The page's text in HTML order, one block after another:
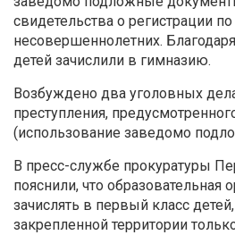
свидетельства о регистрации
несовершеннолетних.
детей зачислили в гимназию.
Возбуждено два уголовных
преступления,
(использование заведомо
В пресс-службе прокуратуры
пояснили, что образовательная
зачислять в первый класс
закрепленной территории